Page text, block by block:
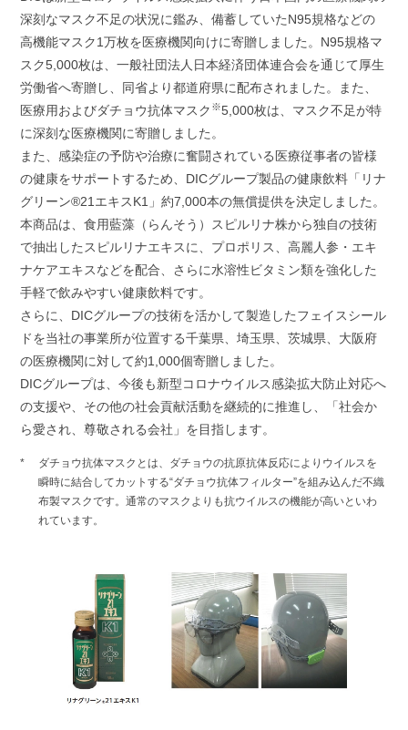
深刻なマスク不足の状況に鑑み、備蓄していたN95規格などの
高機能マスク1万枚を医療機関向けに寄贈しました。N95規格マ
スク5,000枚は、一般社団法人日本経済団体連合会を通じて厚生
労働省へ寄贈し、同省より都道府県に配布されました。また、
医療用およびダチョウ抗体マスク ※5,000枚は、マスク不足が特
に深刻な医療機関に寄贈しました。
また、感染症の予防や治療に奮闘されている医療従事者の皆様
の健康をサポートするため、DICグループ製品の健康飲料「リナ
グリーン®21エキスK1」約7,000本の無償提供を決定しました。
本商品は、食用藍藻（らんそう）スピルリナ株から独自の技術
で抽出したスピルリナエキスに、プロポリス、高麗人参・エキ
ナケアエキスなどを配合、さらに水溶性ビタミン類を強化した
手軽で飲みやすい健康飲料です。
さらに、DICグループの技術を活かして製造したフェイスシール
ドを当社の事業所が位置する千葉県、埼玉県、茨城県、大阪府
の医療機関に対して約1,000個寄贈しました。
DICグループは、今後も新型コロナウイルス感染拡大防止対応へ
の支援や、その他の社会貢献活動を継続的に推進し、「社会か
ら愛され、尊敬される会社」を目指します。
ダチョウ抗体マスクとは、ダチョウの抗原抗体反応によりウイルスを
瞬時に結合してカットする“ダチョウ抗体フィルター”を組み込んだ不織
布製マスクです。通常のマスクよりも抗ウイルスの機能が高いといわ
れています。